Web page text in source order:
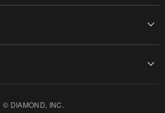
© DIAMOND, INC.